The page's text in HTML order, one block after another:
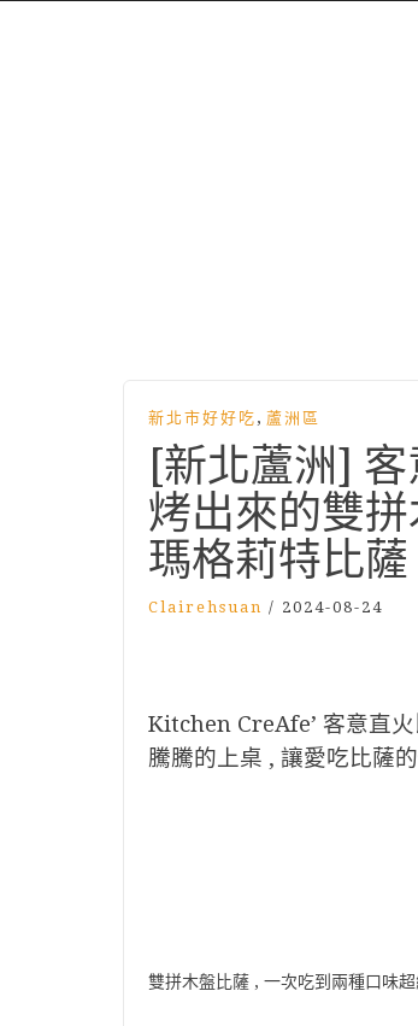
新北市好好吃 , 蘆洲區
[新北蘆洲]
烤出來的雙
瑪格莉特比薩
Clairehsuan / 2024-08-24
Kitchen CreAfe’ 客意直
騰騰的上桌 , 讓愛吃比薩
雙拼木盤比薩 , 一次吃到兩種口味